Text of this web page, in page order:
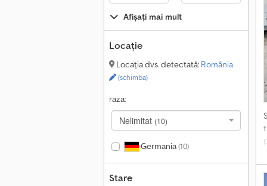
Afișați mai mult
Locație
Locația dvs. detectată: România
(schimba)
raza:
Nelimitat (10)
Germania(10)
Stare